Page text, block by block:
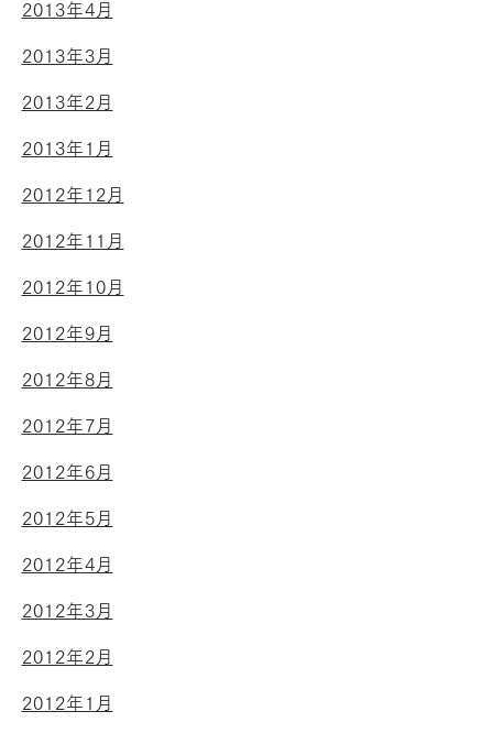
2013年4月
2013年3月
2013年2月
2013年1月
2012年12月
2012年11月
2012年10月
2012年9月
2012年8月
2012年7月
2012年6月
2012年5月
2012年4月
2012年3月
2012年2月
2012年1月